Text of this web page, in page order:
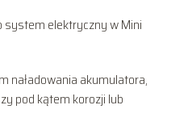
system elektryczny w Mini
naładowania akumulatora,
pod kątem korozji lub